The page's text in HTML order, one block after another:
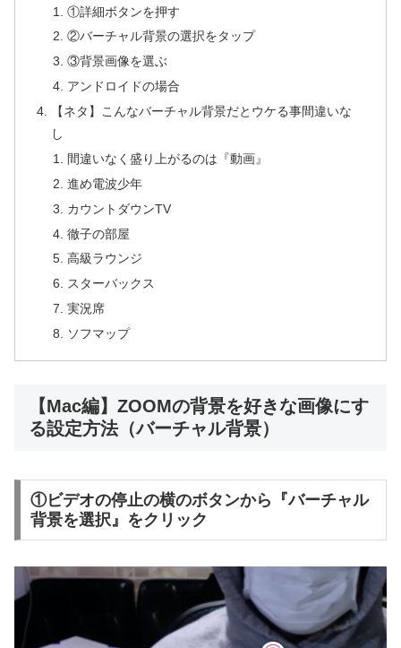
①詳細ボタンを押す
②バーチャル背景の選択をタップ
③背景画像を選ぶ
アンドロイドの場合
【ネタ】こんなバーチャル背景だとウケる事間違いな
し
間違いなく盛り上がるのは『動画』
進め電波少年
カウントダウンTV
徹子の部屋
高級ラウンジ
スターバックス
実況席
ソフマップ
【Mac編】ZOOMの背景を好きな画像にす
る設定方法（バーチャル背景）
①ビデオの停止の横のボタンから『バーチャル
背景を選択』をクリック